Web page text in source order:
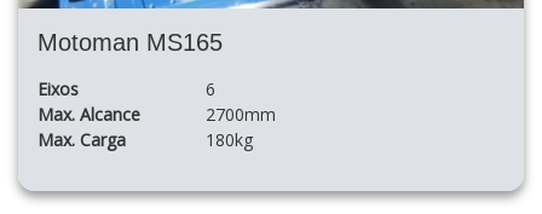
Motoman MS165
Eixos
6
Max. Alcance
2700mm
Max. Carga
180kg